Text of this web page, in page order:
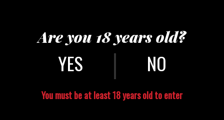
Are you 18 years old?
| NO
You must be at least 18 years old to enter